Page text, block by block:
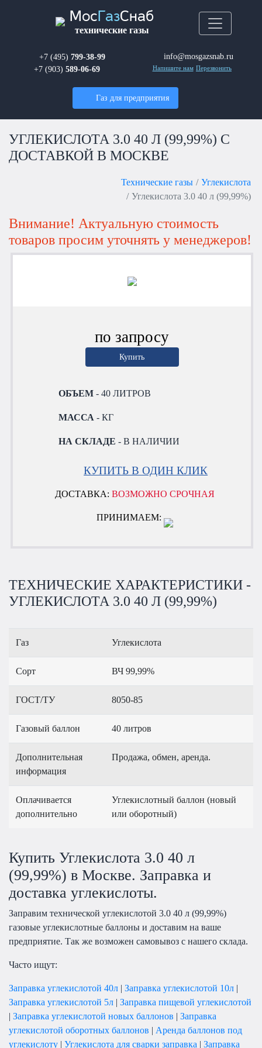
Мос ГазСнаб
технические газы
+7 (495) 799-38-99
+7 (903) 589-06-69
info@mosgazsnab.ru
Напишите нам Перезвонить
Газ для предприятия
УГЛЕКИСЛОТА 3.0 40 Л (99,99%) С
ДОСТАВКОЙ В МОСКВЕ
Технические газы
Углекислота
Углекислота 3.0 40 л (99,99%)
Внимание! Актуальную стоимость
товаров просим уточнять у менеджеров!
по запросу
Купить
ОБЪЕМ - 40 ЛИТРОВ
МАССА - КГ
НА СКЛАДЕ - В НАЛИЧИИ
КУПИТЬ В ОДИН КЛИК
ДОСТАВКА:ВОЗМОЖНО СРОЧНАЯ
ПРИНИМАЕМ:
ТЕХНИЧЕСКИЕ ХАРАКТЕРИСТИКИ -
УГЛЕКИСЛОТА 3.0 40 Л (99,99%)
Газ Углекислота
Сорт ВЧ 99,99%
ГОСТ/ТУ 8050-85
Газовый баллон 40 литров
Дополнительная
информация
Продажа, обмен, аренда.
Оплачивается
дополнительно
Углекислотный баллон (новый
или оборотный)
Купить Углекислота 3.0 40 л
(99,99%) в Москве. Заправка и
доставка углекислоты.
Заправим технической углекислотой 3.0 40 л (99,99%)
газовые углекислотные баллоны и доставим на ваше
предприятие. Так же возможен самовывоз с нашего склада.
Часто ищут:
Заправка углекислотой 40л | Заправка углекислотой 10л |
Заправка углекислотой 5л | Заправка пищевой углекислотой
| Заправка углекислотой новых баллонов | Заправка
углекислотой оборотных баллонов | Аренда баллонов под
углекислоту | Углекислота для сварки заправка | Заправка